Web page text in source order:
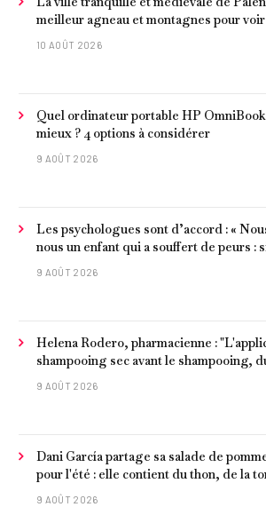
meilleur agneau et montagnes pour
10 AOÛT 2026
Quel ordinateur portable HP
mieux ? 4 options à considérer
9 AOÛT 2026
Les psychologues sont d’accord : «
nous un enfant qui a souffert de peurs :
ne sont pas surmontés, ils continueront
9 AOÛT 2026
Helena Rodero, pharmacienne :
shampooing sec avant le shampooing,
pointes, est recommandée pour les
9 AOÛT 2026
Dani García partage sa salade de
pour l'été : elle contient du thon, de la
concombre et de l'œuf
9 AOÛT 2026